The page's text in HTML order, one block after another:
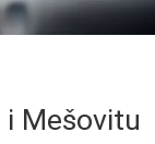
Mešovitu